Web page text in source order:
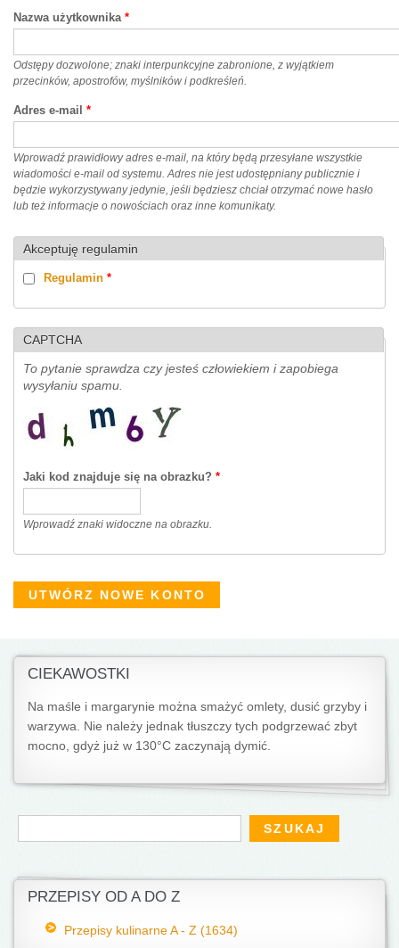
Nazwa użytkownika *
Odstępy dozwolone; znaki interpunkcyjne zabronione, z wyjątkiem
przecinków, apostrofów, myślników i podkreśleń.
Adres e-mail *
Wprowadź prawidłowy adres e-mail, na który będą przesyłane wszystkie
wiadomości e-mail od systemu. Adres nie jest udostępniany publicznie i
będzie wykorzystywany jedynie, jeśli będziesz chciał otrzymać nowe hasło
lub też informacje o nowościach oraz inne komunikaty.
Akceptuję regulamin
Regulamin *
CAPTCHA
To pytanie sprawdza czy jesteś człowiekiem i zapobiega
wysyłaniu spamu.
Jaki kod znajduje się na obrazku? *
Wprowadź znaki widoczne na obrazku.
CIEKAWOSTKI
Na maśle i margarynie można smażyć omlety, dusić grzyby i
warzywa. Nie należy jednak tłuszczy tych podgrzewać zbyt
mocno, gdyż już w 130°C zaczynają dymić.
Formularz wyszukiwania
Szukaj
PRZEPISY OD A DO Z
Przepisy kulinarne A - Z (1634)